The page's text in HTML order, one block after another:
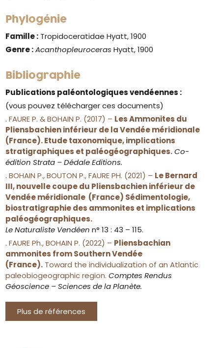
Phylogénie
Famille : Tropidoceratidae Hyatt, 1900
Genre : Acanthopleuroceras Hyatt, 1900
Bibliographie
Publications paléontologiques vendéennes :
(vous pouvez télécharger ces documents)
.FAURE P. & BOHAIN P. (2017) – Les Ammonites du
Pliensbachien inférieur de la Vendée méridionale
(France). Etude taxonomique, implications
stratigraphiques et paléogéographiques. Co-
édition Strata – Dédale Editions.
.BOHAIN P., BOUTON P., FAURE PH. (2021) – Le Bernard
III, nouvelle coupe du Pliensbachien inférieur de
Vendée méridionale (France) Sédimentologie,
biostratigraphie des ammonites et implications
paléogéographiques.
Le Naturaliste Vendéen n° 13 : 43 – 115.
.FAURE Ph., BOHAIN P. (2022) – Pliensbachian
ammonites from Southern Vendée
(France). Toward the individualization of an Atlantic
paleobiogeographic region. Comptes Rendus
Géoscience – Sciences de la Planète.
Plus de références